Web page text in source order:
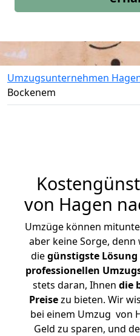
Umzugsunternehmen
Bockenem
von Hagen
Umzüge können
aber keine Sorge,
diegünstigste Lösung
professionellen
stets daran, Ihnen die
Preisezu bieten. Wir
bei einem Umzug von
Geld zu sparen, und